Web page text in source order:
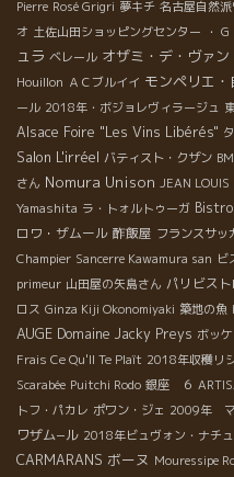
Pierre Rosé Grigri 夢キチ 名古屋自然
オ 土佐山田ショッピングセンター ・ G
ュラ ベレール オザミ・デ・ヴァン
Houillon ＡＣブルイイ モンペリエ
ール 2018年・ボジョレヴィラージュ
Alsace Foire "Les Vins Libérés"
Salon L'irréel バティスト・クザン
さん Nomura Unison JEAN LOUIS
Yamashita ラ・トォルトゥーガ Bistro
ロワ・ザムール 酢飯屋 フランスサ
Champier Sancerre Kawamura san ビ
primeur 山田屋の矢島さん パリビス
ロス Ginza Kiji Okonomiyaki 築地の魚
AUGE Domaine Jacky Preys ボッ
Frais Ce Qu'Il Te Plaît 2018年収穫リ
Scarabée Puitchi Rodo 銀座 ６
トフ・パカレ ポワン・ジェ 2009年 マ
ワザム−ル 2018年ビュヴォン・ナチ
CARMARANS ボーヌ Mouressipe